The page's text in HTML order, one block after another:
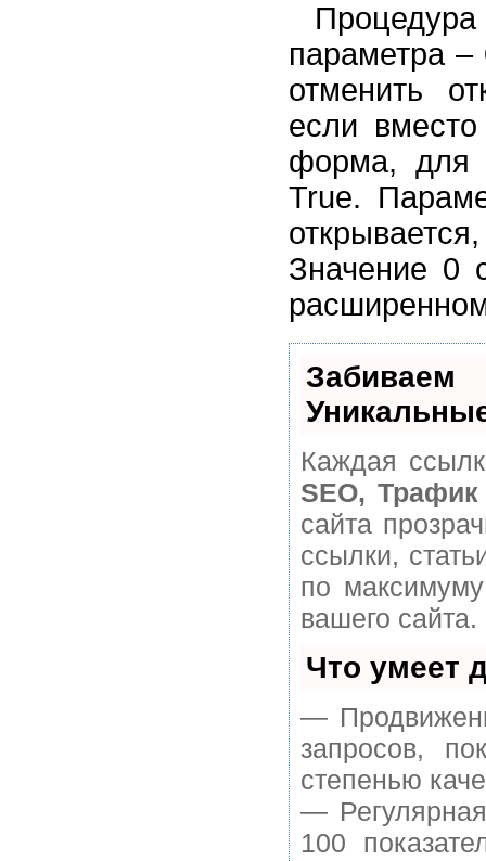
параметра –
отменить
если
форма, для
True.
Значение 0
Каждая
SEO,
сайта
ссылки,
по
вашего сайта.
Что умеет
—
запросов,
степенью
—
100